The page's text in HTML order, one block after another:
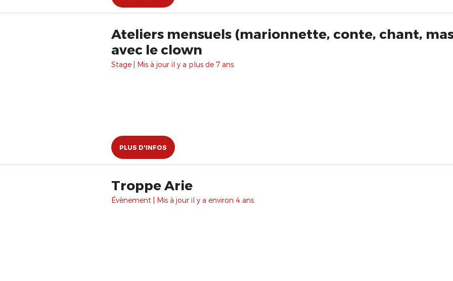
Ateliers mensuels (marionnette, conte, chant,
avec le clown
Stage | Mis à jour il y a plus de 7 ans.
PLUS D'INFOS
Troppe Arie
Évènement | Mis à jour il y a environ 4 ans.